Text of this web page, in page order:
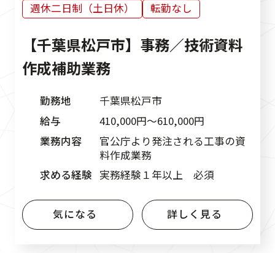
週休二日制（土日休）
転勤なし
【千葉県松戸市】事務／技術資料
作成補助業務
勤務地
千葉県松戸市
給与
410,000円〜610,000円
業務内容
官公庁より発注される工事の資
料作成業務
求める経験 実務経験１年以上 必須
気になる 詳しく見る